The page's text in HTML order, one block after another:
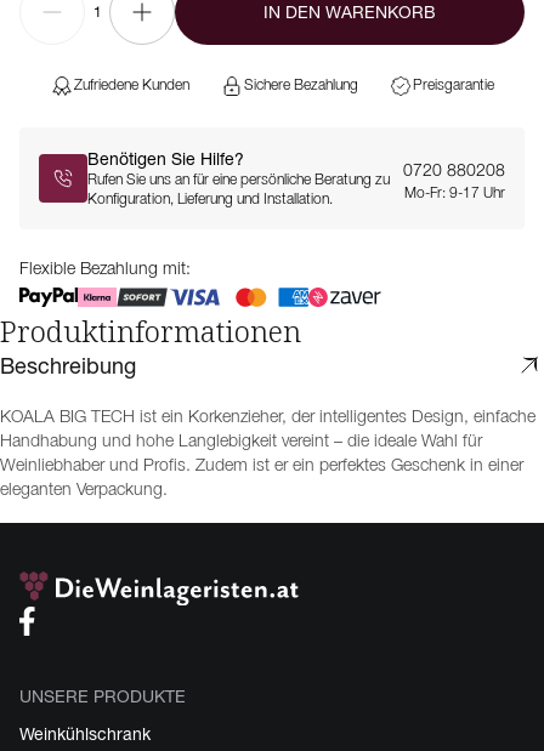
1 IN DEN WARENKORB
Zufriedene Kunden Sichere Bezahlung Preisgarantie
Benötigen Sie Hilfe?
Rufen Sie uns an für eine persönliche Beratung zu
Konfiguration, Lieferung und Installation.
0720 880208
Mo-Fr: 9-17 Uhr
Flexible Bezahlung mit:
Produktinformationen
Beschreibung
KOALA BIG TECH ist ein Korkenzieher, der intelligentes Design, einfache
Handhabung und hohe Langlebigkeit vereint – die ideale Wahl für
Weinliebhaber und Profis. Zudem ist er ein perfektes Geschenk in einer
eleganten Verpackung.
UNSERE PRODUKTE
Weinkühlschrank